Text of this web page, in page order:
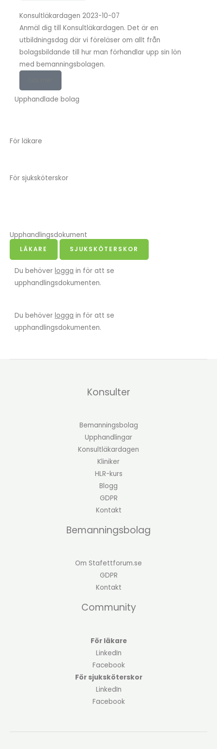
Konsultläkardagen 2023-10-07
Anmäl dig till Konsultläkardagen. Det är en
utbildningsdag där vi föreläser om allt från
bolagsbildande till hur man förhandlar upp sin lön
med bemanningsbolagen.
Upphandlade bolag
För läkare
För sjuksköterskor
Upphandlingsdokument
LÄKARE SJUKSKÖTERSKOR
Du behöver logga in för att se
upphandlingsdokumenten.
Du behöver logga in för att se
upphandlingsdokumenten.
Konsulter
Bemanningsbolag
Upphandlingar
Konsultläkardagen
Kliniker
HLR-kurs
Blogg
GDPR
Kontakt
Bemanningsbolag
Om Stafettforum.se
GDPR
Kontakt
Community
För läkare
LinkedIn
Facebook
För sjuksköterskor
LinkedIn
Facebook